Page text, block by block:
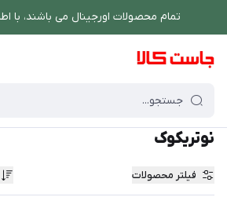
تمام محصولات اورجینال می باشند، با
فروشگاه اینترنتی جاست کالا
نوتریکوک
فیلتر محصولات